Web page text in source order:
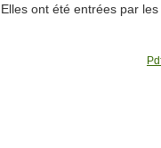
ont été entrées par